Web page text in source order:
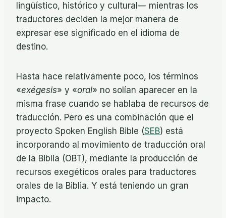
lingüístico, histórico y cultural— mientras los
traductores deciden la mejor manera de
expresar ese significado en el idioma de
destino.
Hasta hace relativamente poco, los términos
«exégesis» y «oral» no solían aparecer en la
misma frase cuando se hablaba de recursos de
traducción. Pero es una combinación que el
proyecto Spoken English Bible (SEB) está
incorporando al movimiento de traducción oral
de la Biblia (OBT), mediante la producción de
recursos exegéticos orales para traductores
orales de la Biblia. Y está teniendo un gran
impacto.